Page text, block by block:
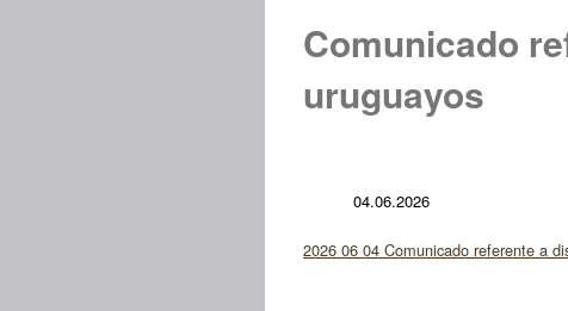
Comunicado
uruguayos
04.06.2026
2026 06 04 Comunicado referente a